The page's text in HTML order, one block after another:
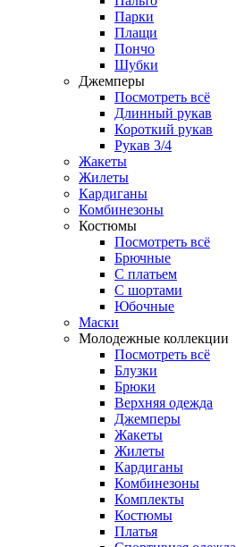
Парки
Плащи
Пончо
Шубки
Джемперы
Посмотреть всё
Длинный рукав
Короткий рукав
Рукав 3/4
Жакеты
Жилеты
Кардиганы
Комбинезоны
Костюмы
Посмотреть всё
Брючные
С платьем
С шортами
Юбочные
Маски
Молодежные коллекции
Посмотреть всё
Блузки
Брюки
Верхняя одежда
Джемперы
Жакеты
Жилеты
Кардиганы
Комбинезоны
Комплекты
Костюмы
Платья